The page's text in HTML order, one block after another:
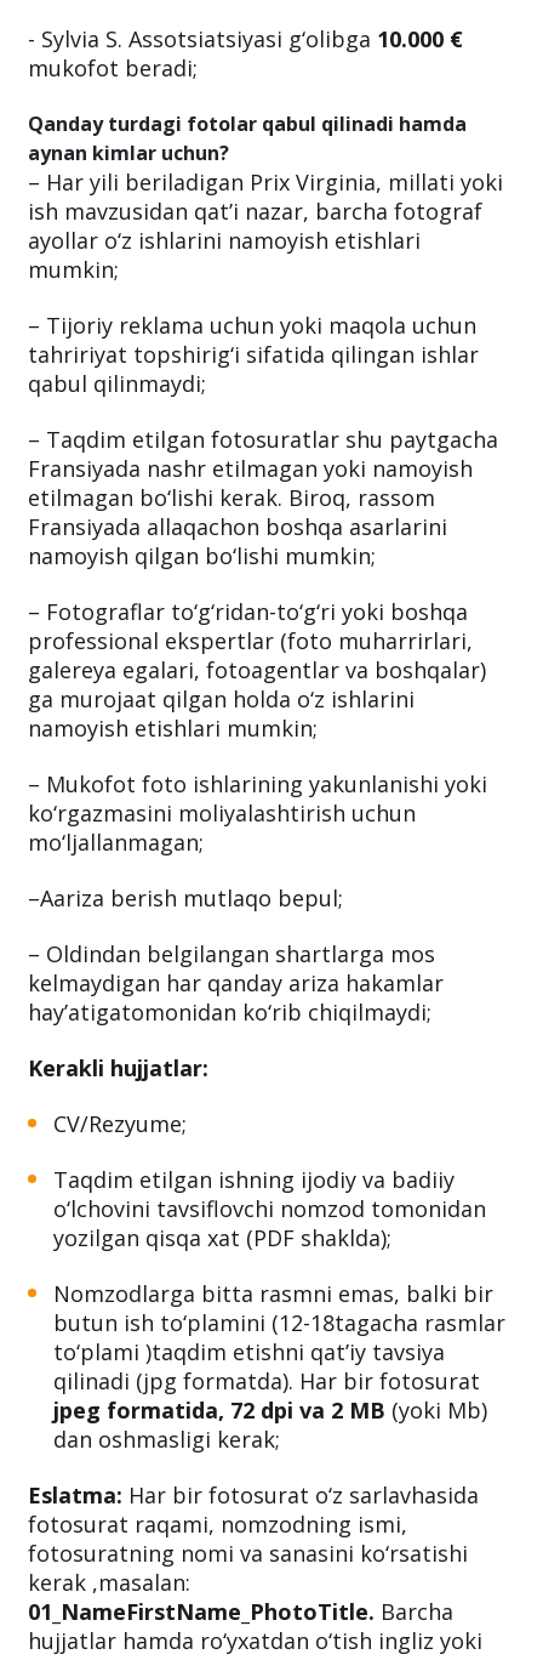
- Sylvia S. Assotsiatsiyasi g‘olibga 10.000 €
mukofot beradi;
Qanday turdagi fotolar qabul qilinadi hamda
aynan kimlar uchun?
– Har yili beriladigan Prix Virginia, millati yoki
ish mavzusidan qat’i nazar, barcha fotograf
ayollar o‘z ishlarini namoyish etishlari
mumkin;
– Tijoriy reklama uchun yoki maqola uchun
tahririyat topshirig‘i sifatida qilingan ishlar
qabul qilinmaydi;
– Taqdim etilgan fotosuratlar shu paytgacha
Fransiyada nashr etilmagan yoki namoyish
etilmagan bo‘lishi kerak. Biroq, rassom
Fransiyada allaqachon boshqa asarlarini
namoyish qilgan bo‘lishi mumkin;
– Fotograflar to‘g‘ridan-to‘g‘ri yoki boshqa
professional ekspertlar (foto muharrirlari,
galereya egalari, fotoagentlar va boshqalar)
ga murojaat qilgan holda o‘z ishlarini
namoyish etishlari mumkin;
– Mukofot foto ishlarining yakunlanishi yoki
ko‘rgazmasini moliyalashtirish uchun
mo‘ljallanmagan;
–Aariza berish mutlaqo bepul;
– Oldindan belgilangan shartlarga mos
kelmaydigan har qanday ariza hakamlar
hay’atigatomonidan ko‘rib chiqilmaydi;
Kerakli hujjatlar:
CV/Rezyume;
Taqdim etilgan ishning ijodiy va badiiy
o‘lchovini tavsiflovchi nomzod tomonidan
yozilgan qisqa xat (PDF shaklda);
Nomzodlarga bitta rasmni emas, balki bir
butun ish to‘plamini (12-18tagacha rasmlar
to‘plami )taqdim etishni qat’iy tavsiya
qilinadi (jpg formatda). Har bir fotosurat
jpeg formatida, 72 dpi va 2 MB (yoki Mb)
dan oshmasligi kerak;
Eslatma: Har bir fotosurat o‘z sarlavhasida
fotosurat raqami, nomzodning ismi,
fotosuratning nomi va sanasini ko‘rsatishi
kerak ,masalan:
01_NameFirstName_PhotoTitle. Barcha
hujjatlar hamda ro‘yxatdan o‘tish ingliz yoki